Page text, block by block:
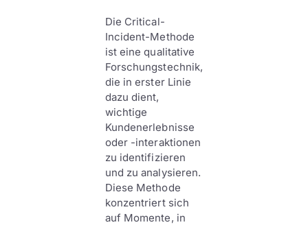
Die Critical-
Incident-Methode
ist eine qualitative
Forschungstechnik,
die in erster Linie
dazu dient,
wichtige
Kundenerlebnisse
oder -interaktionen
zu identifizieren
und zu analysieren.
Diese Methode
konzentriert sich
auf Momente, in